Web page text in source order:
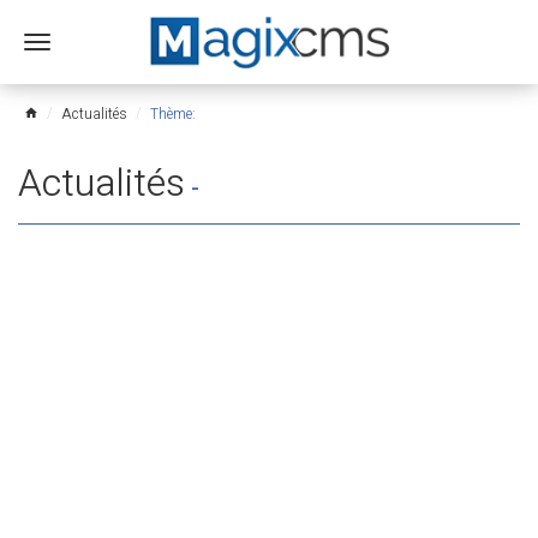
Ouvrir
menu
home Actualités Thème:
Actualités -